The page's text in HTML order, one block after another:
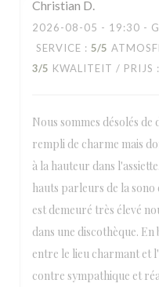
Christian D
2026-08-05 - 19:30 -
SERVICE : 5/5
3/5 KWALITEIT / PRIJS :
Nous sommes désolés
rempli de charme mais
à la hauteur dans
hauts parleurs de la
est demeuré très élevé
dans une discothèque.
entre le lieu charmant et
contre sympathique et